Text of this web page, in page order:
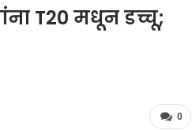
T20 मधून डच्चू;
0